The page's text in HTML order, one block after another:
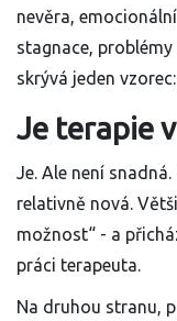
nevěra,
stagnace,
skrývá jeden vzorec:
Je terapie
Je. Ale není
relativně nová.
možnost“ - a
práci terapeuta.
Na druhou stranu,